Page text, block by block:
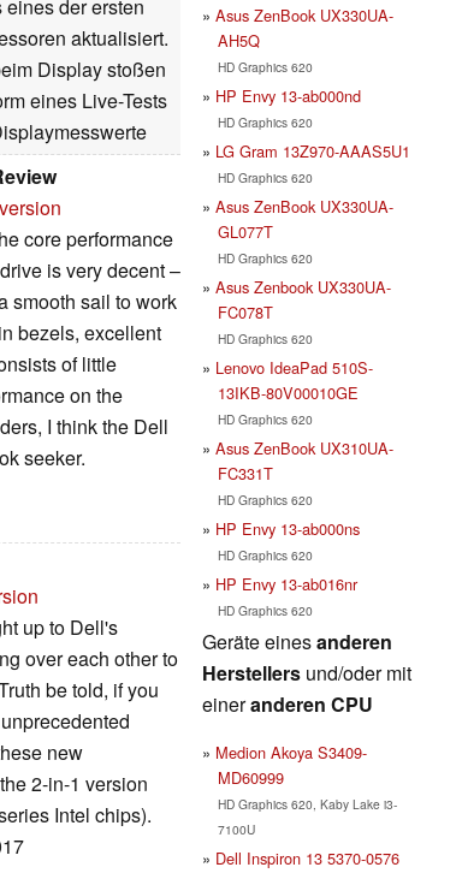
der ersten
aktualisiert.
Display stoßen
eines Live-Tests
core performance
is very decent –
smooth sail to work
bezels, excellent
of little
on the
I think the Dell
seeker.
up to Dell's
over each other to
be told, if you
new
2-in-1 version
Intel chips).
Asus ZenBook UX330UA-
AH5Q
HD Graphics 620
HP Envy 13-ab000nd
HD Graphics 620
LG Gram 13Z970-AAAS5U1
HD Graphics 620
Asus ZenBook UX330UA-
GL077T
HD Graphics 620
Asus Zenbook UX330UA-
FC078T
HD Graphics 620
Lenovo IdeaPad 510S-
13IKB-80V00010GE
HD Graphics 620
Asus ZenBook UX310UA-
FC331T
HD Graphics 620
HP Envy 13-ab000ns
HD Graphics 620
HP Envy 13-ab016nr
HD Graphics 620
Geräte einesanderen
Herstellers und/oder mit
eineranderen CPU
Medion Akoya S3409-
MD60999
HD Graphics 620, Kaby Lake i3-
7100U
Dell Inspiron 13 5370-0576